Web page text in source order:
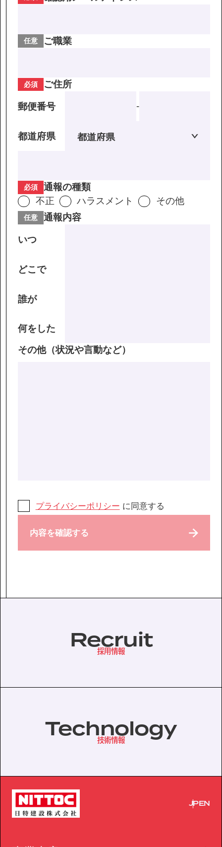
任意 ご職業
必須 ご住所
郵便番号 -
都道府県
必須
通報の種類
不正
ハラスメント その他
任意 通報内容
いつ
どこで
誰が
何をした
その他（状況や言動など）
プライバシーポリシー に同意する
内容を確認する
Recruit
採用情報
Technology
技術情報
JPEN